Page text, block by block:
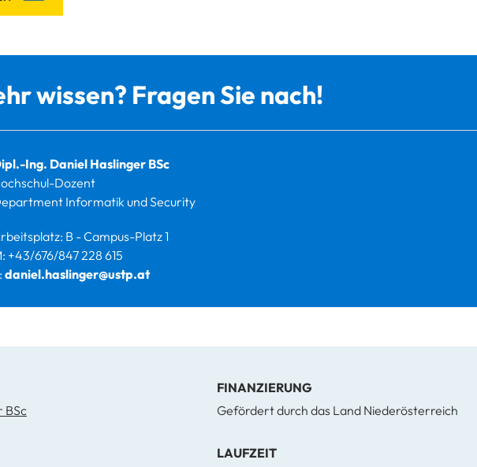
wissen? Fragen Sie nach!
Ing. Daniel Haslinger BSc
Dozent
Informatik und Security
B - Campus-Platz 1
+43/676/847 228 615
daniel.haslinger@ustp.at
Dipl.-Ing. Daniel Haslinger BSc
FINANZIERUNG
Gefördert durch das Land Niederösterreich
LAUFZEIT